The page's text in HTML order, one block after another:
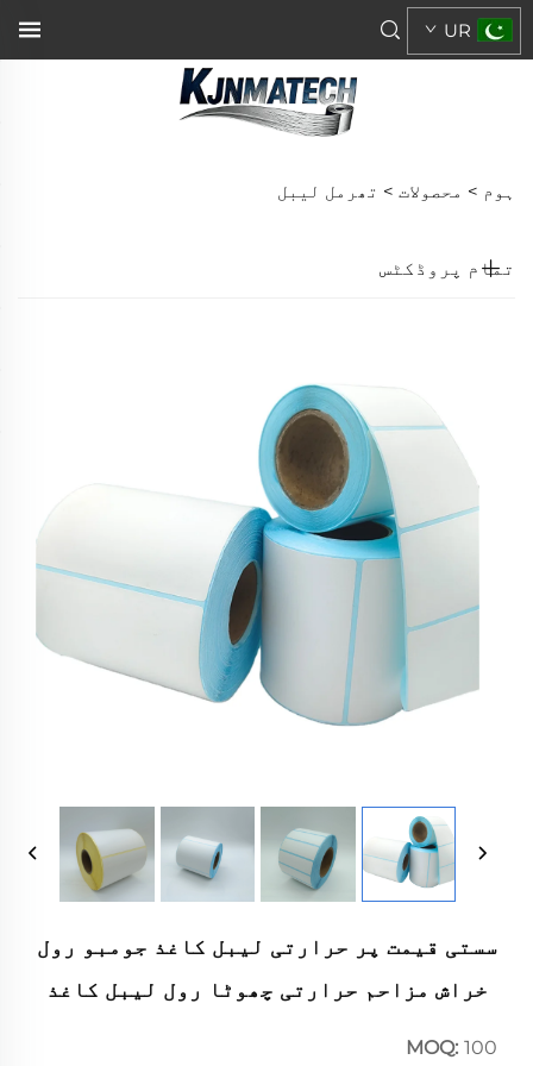
UR
ہوم > محصولات > تھرمل لیبل
تمام پروڈکٹس
سستی قیمت پر حرارتی لیبل کاغذ جومبو رول
خراش مزاحم حرارتی چھوٹا رول لیبل کاغذ
MOQ: 100